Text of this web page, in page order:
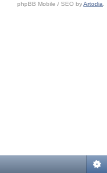
phpBB Mobile / SEO byArtodia